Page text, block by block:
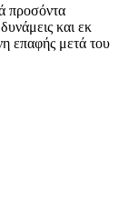
προσόντα
και εκ
επαφής μετά του